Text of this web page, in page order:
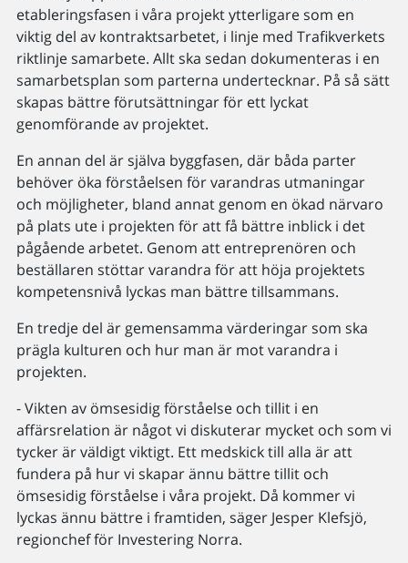
etableringsfasen i våra projekt ytterligare som en
viktig del av kontraktsarbetet, i linje med Trafikverkets
riktlinje samarbete. Allt ska sedan dokumenteras i en
samarbetsplan som parterna undertecknar. På så sätt
skapas bättre förutsättningar för ett lyckat
genomförande av projektet.
En annan del är själva byggfasen, där båda parter
behöver öka förståelsen för varandras utmaningar
och möjligheter, bland annat genom en ökad närvaro
på plats ute i projekten för att få bättre inblick i det
pågående arbetet. Genom att entreprenören och
beställaren stöttar varandra för att höja projektets
kompetensnivå lyckas man bättre tillsammans.
En tredje del är gemensamma värderingar som ska
prägla kulturen och hur man är mot varandra i
projekten.
- Vikten av ömsesidig förståelse och tillit i en
affärsrelation är något vi diskuterar mycket och som vi
tycker är väldigt viktigt. Ett medskick till alla är att
fundera på hur vi skapar ännu bättre tillit och
ömsesidig förståelse i våra projekt. Då kommer vi
lyckas ännu bättre i framtiden, säger Jesper Klefsjö,
regionchef för Investering Norra.